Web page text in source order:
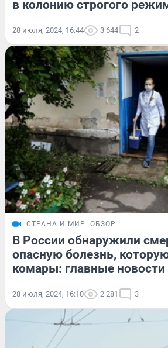
в колонию строгого
28 июля, 2024, 16:44 3 644 2
СТРАНА И МИР ОБЗОР
В России обнаружили
опасную болезнь,
комары: главные новости
28 июля, 2024, 16:10 2 281 3